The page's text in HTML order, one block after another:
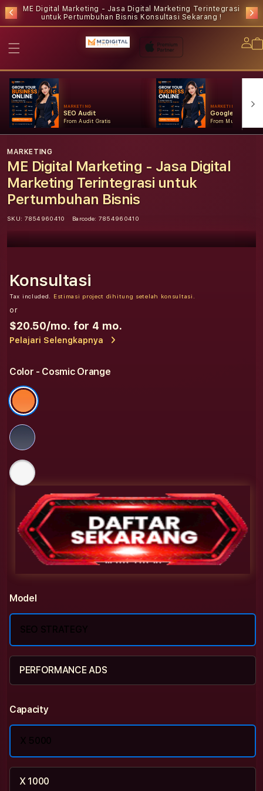
ME Digital Marketing - Jasa Digital Marketing Terintegrasi
untuk Pertumbuhan Bisnis Konsultasi Sekarang !
MARKETING
SEO Audit
From Audit Gratis
MARKETING
Google Ads
From Mulai
MARKETING
ME Digital Marketing - Jasa Digital
Marketing Terintegrasi untuk
Pertumbuhan Bisnis
SKU: 7854960410 Barcode: 7854960410
Konsultasi
Tax included. Estimasi project dihitung setelah konsultasi.
or
$20.50/mo. for 4 mo.
Pelajari Selengkapnya
Color - Cosmic Orange
Model
SEO STRATEGY
PERFORMANCE ADS
Capacity
X 5000
X 1000